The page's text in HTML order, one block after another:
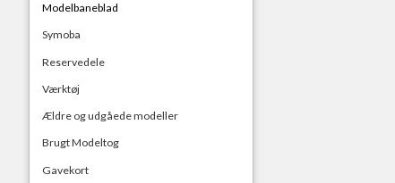
Modelbaneblad
Symoba
Reservedele
Værktøj
Ældre og udgåede modeller
Brugt Modeltog
Gavekort